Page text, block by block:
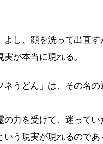
し、顔を洗って出直す
が本当に現れる。
うどん」は、その名の
の力を受けて、迷って
う現実が現れるのであ